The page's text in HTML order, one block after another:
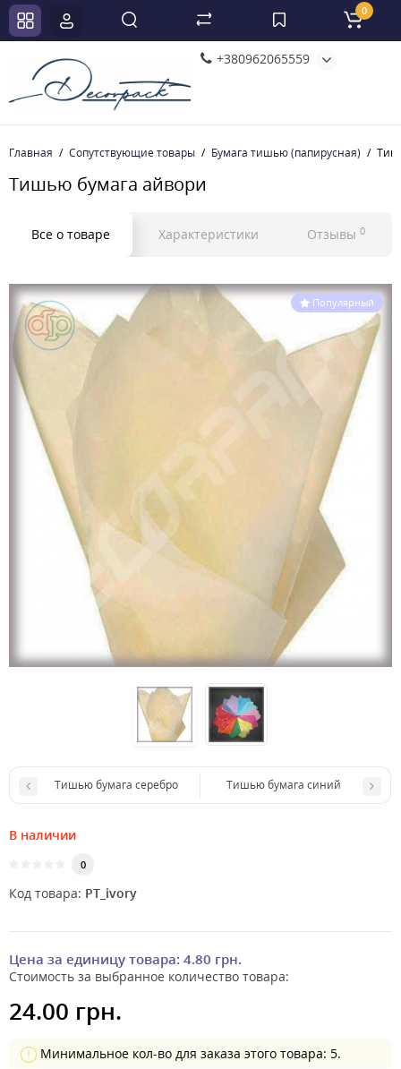
+380962065559
0
Главная Сопутствующие товары Бумага тишью (папирусная)
Тишью бумага айвори
Все о товаре Характеристики Отзывы 0
Популярный
Тишью бумага серебро Тишью бумага синий
В наличии
0
Код товара: PT_ivory
Цена за единицу товара: 4.80 грн.
Стоимость за выбранное количество товара:
24.00 грн.
Минимальное кол-во для заказа этого товара: 5.